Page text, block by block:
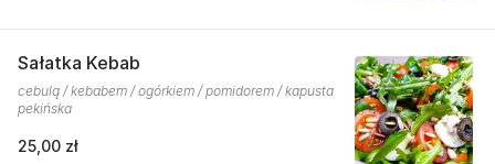
Sałatka Kebab
cebulą / kebabem / ogórkiem / pomidorem / kapusta
pekińska
25,00 zł